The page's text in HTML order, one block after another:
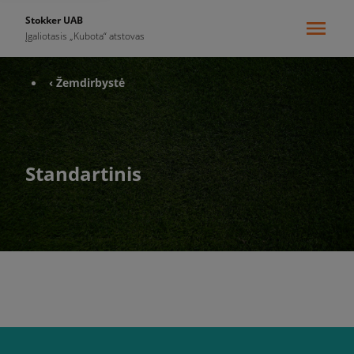
Stokker UAB
Įgaliotasis „Kubota“ atstovas
‹ Žemdirbystė
Standartinis